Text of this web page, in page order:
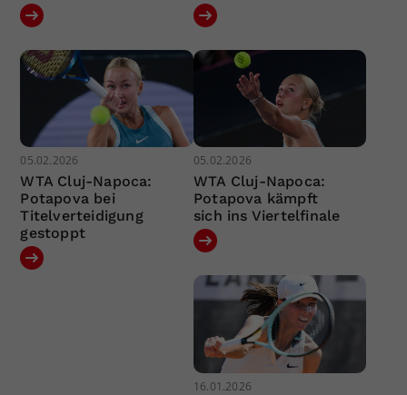
05.02.2026
WTA Cluj-Napoca:
Potapova bei
Titelverteidigung
gestoppt
05.02.2026
WTA Cluj-Napoca:
Potapova kämpft
sich ins Viertelfinale
16.01.2026